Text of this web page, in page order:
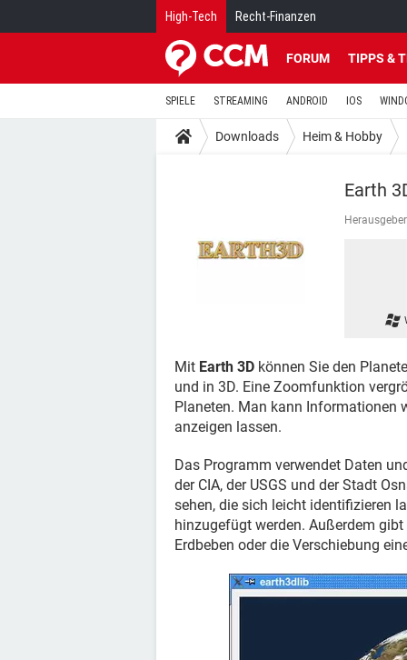
High-Tech Recht-Finanzen
FORUM TIPPS &
SPIELE STREAMING ANDROID IOS
Downloads Heim & Hobby
Earth
Mit Earth 3D können Sie den
und in 3D. Eine Zoomfunktion
Planeten. Man kann Informationen
anzeigen lassen.
Das Programm verwendet Daten
der CIA, der USGS und der Stadt
sehen, die sich leicht identifizieren
hinzugefügt werden. Außerdem
Erdbeben oder die Verschiebung